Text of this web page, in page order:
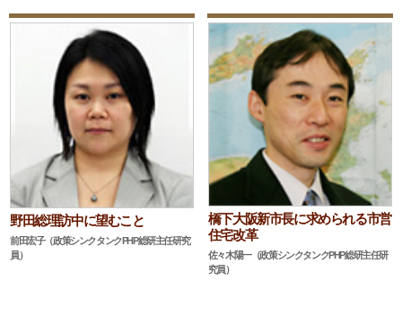
野田総理訪中に望むこと
前田宏子（政策シンクタンクPHP総研主任研究
員）
橋下大阪新市長に求められる市営
住宅改革
佐々木陽一（政策シンクタンクPHP総研主任研
究員）